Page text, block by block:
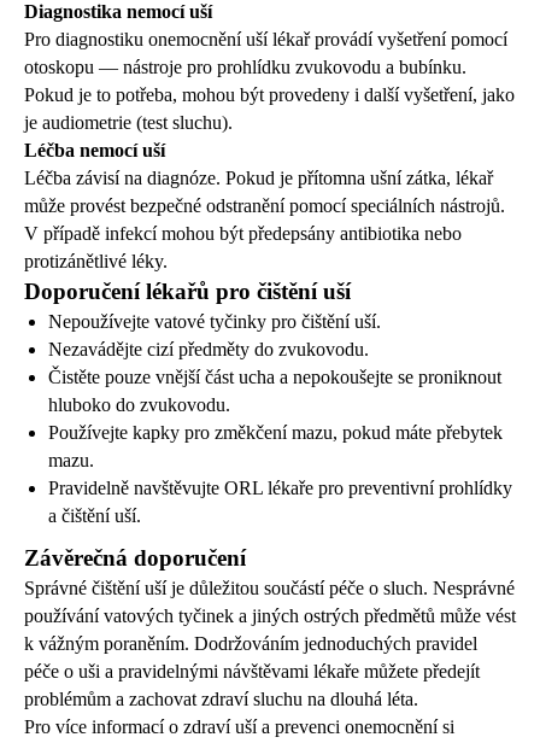
Diagnostika nemocí uší
Pro diagnostiku onemocnění uší lékař provádí vyšetření pomocí
otoskopu — nástroje pro prohlídku zvukovodu a bubínku.
Pokud je to potřeba, mohou být provedeny i další vyšetření, jako
je audiometrie (test sluchu).
Léčba nemocí uší
Léčba závisí na diagnóze. Pokud je přítomna ušní zátka, lékař
může provést bezpečné odstranění pomocí speciálních nástrojů.
V případě infekcí mohou být předepsány antibiotika nebo
protizánětlivé léky.
Doporučení lékařů pro čištění uší
Nepoužívejte vatové tyčinky pro čištění uší.
Nezavádějte cizí předměty do zvukovodu.
Čistěte pouze vnější část ucha a nepokoušejte se proniknout
hluboko do zvukovodu.
Používejte kapky pro změkčení mazu, pokud máte přebytek
mazu.
Pravidelně navštěvujte ORL lékaře pro preventivní prohlídky
a čištění uší.
Závěrečná doporučení
Správné čištění uší je důležitou součástí péče o sluch. Nesprávné
používání vatových tyčinek a jiných ostrých předmětů může vést
k vážným poraněním. Dodržováním jednoduchých pravidel
péče o uši a pravidelnými návštěvami lékaře můžete předejít
problémům a zachovat zdraví sluchu na dlouhá léta.
Pro více informací o zdraví uší a prevenci onemocnění si